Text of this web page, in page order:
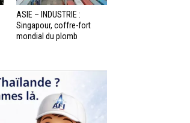
ASIE – INDUSTRIE :
Singapour, coffre-fort
mondial du plomb